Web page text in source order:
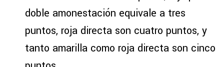
doble amonestación equivale a tres
puntos, roja directa son cuatro puntos, y
tanto amarilla como roja directa son cinco